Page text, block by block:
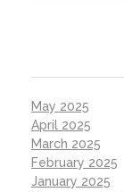
May 2025
April 2025
March 2025
February 2025
January 2025